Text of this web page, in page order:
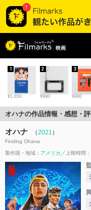
映画
¥1,650
1
¥990
2
¥990
3
オハナの作品情報・感想・
オハナ （2021 ）
Finding Ohana
製作国・地域： アメリカ 上映時間